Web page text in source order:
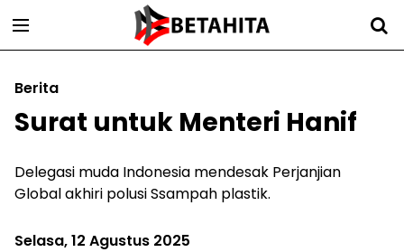
Berita
Surat untuk Menteri Hanif
Delegasi muda Indonesia mendesak Perjanjian
Global akhiri polusi Ssampah plastik.
Selasa, 12 Agustus 2025